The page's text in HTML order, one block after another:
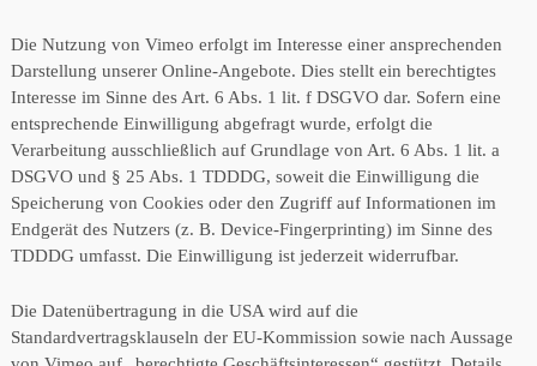
Die Nutzung von Vimeo erfolgt im Interesse einer ansprechenden
Darstellung unserer Online-Angebote. Dies stellt ein berechtigtes
Interesse im Sinne des Art. 6 Abs. 1 lit. f DSGVO dar. Sofern eine
entsprechende Einwilligung abgefragt wurde, erfolgt die
Verarbeitung ausschließlich auf Grundlage von Art. 6 Abs. 1 lit. a
DSGVO und § 25 Abs. 1 TDDDG, soweit die Einwilligung die
Speicherung von Cookies oder den Zugriff auf Informationen im
Endgerät des Nutzers (z. B. Device-Fingerprinting) im Sinne des
TDDDG umfasst. Die Einwilligung ist jederzeit widerrufbar.
Die Datenübertragung in die USA wird auf die
Standardvertragsklauseln der EU-Kommission sowie nach Aussage